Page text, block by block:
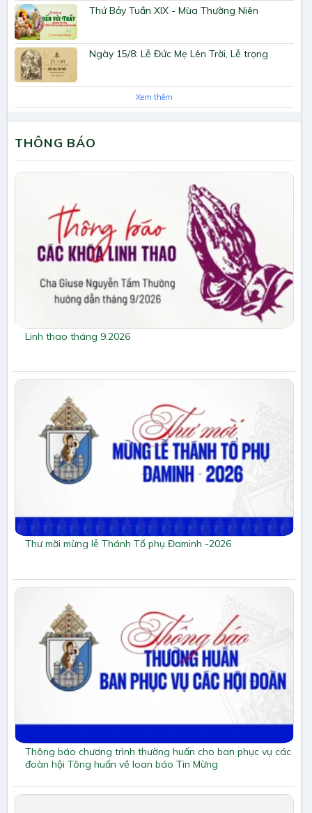
Thứ Bảy Tuần XIX - Mùa Thường Niên
Ngày 15/8: Lễ Đức Mẹ Lên Trời, Lễ trọng
Xem thêm
THÔNG BÁO
Linh thao tháng 9.2026
Thư mời mừng lễ Thánh Tổ phụ Đaminh -2026
Thông báo chương trình thường huấn cho ban phục vụ các
đoàn hội Tông huấn về loan báo Tin Mừng